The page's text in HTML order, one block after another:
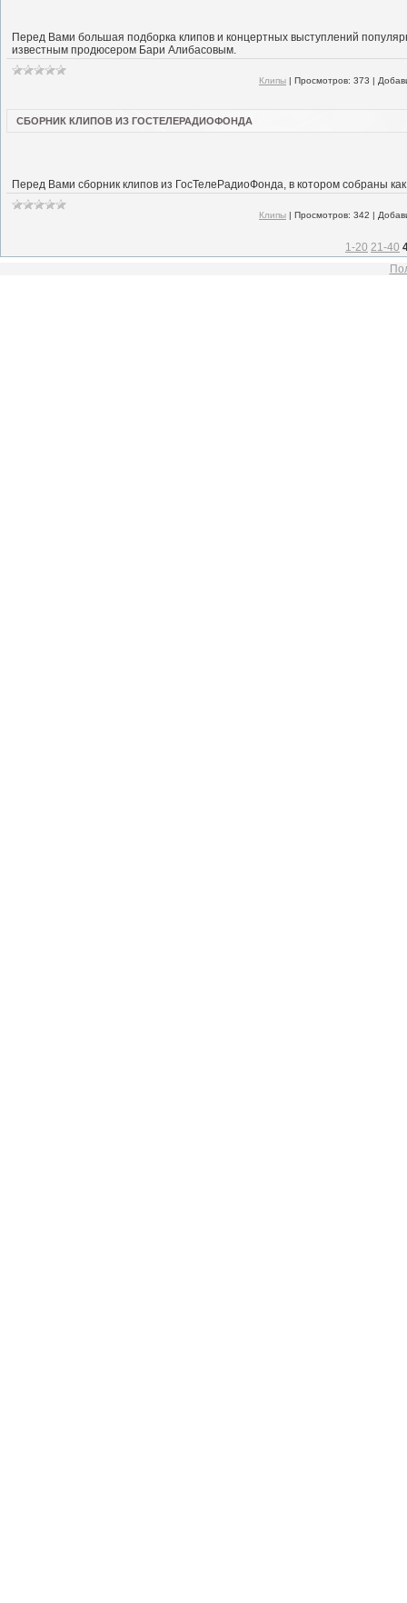
Перед Вами большая подборка клипов и концертных выступлений
известным продюсером Бари Алибасовым.
Клипы | Просмотров: 373 |
СБОРНИК КЛИПОВ ИЗ ГОСТЕЛЕРАДИОФОНДА
Перед Вами сборник клипов из ГосТелеРадиоФонда, в котором собраны
Клипы | Просмотров: 342 |
1-20 21-40